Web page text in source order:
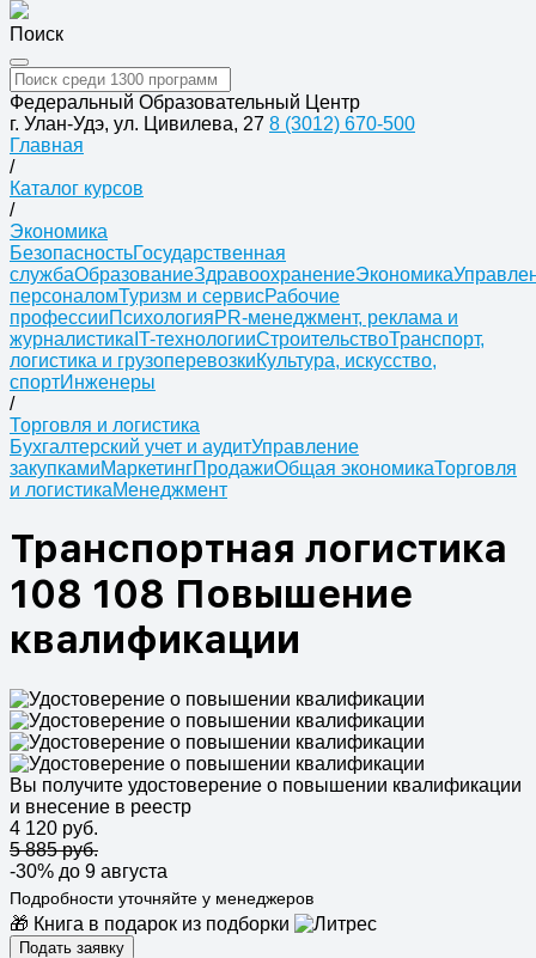
Поиск
Федеральный Образовательный Центр
г. Улан-Удэ, ул. Цивилева, 27 8 (3012) 670-500
Главная
/
Каталог курсов
/
Экономика
БезопасностьГосударственная
службаОбразованиеЗдравоохранениеЭкономика
персоналомТуризм и сервисРабочие
профессииПсихологияPR-менеджмент, реклама и
журналистика IT-технологииСтроительствоТранспорт,
логистика и грузоперевозкиКультура, искусство,
спортИнженеры
/
Торговля и логистика
Бухгалтерский учет и аудитУправление
закупкамиМаркетингПродажиОбщая экономикаТорговля
и логистикаМенеджмент
Транспортная логистика
108 108 Повышение
квалификации
Вы получите удостоверение о повышении квалификации
и внесение в реестр
4 120 руб.
5 885 руб.
-30% до 9 августа
Подробности уточняйте у менеджеров
🎁 Книга в подарок из подборки
Подать заявку